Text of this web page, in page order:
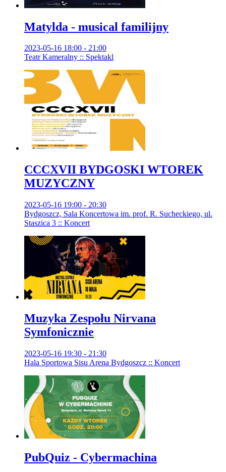
Matylda - musical familijny
2023-05-16 18:00 - 21:00
Teatr Kameralny :: Spektakl
CCCXVII BYDGOSKI WTOREK
MUZYCZNY
2023-05-16 19:00 - 20:30
Bydgoszcz, Sala Koncertowa im. prof. R. Sucheckiego, ul.
Staszica 3 :: Koncert
Muzyka Zespołu Nirvana
Symfonicznie
2023-05-16 19:30 - 21:30
Hala Sportowa Sisu Arena Bydgoszcz :: Koncert
PubQuiz - Cybermachina